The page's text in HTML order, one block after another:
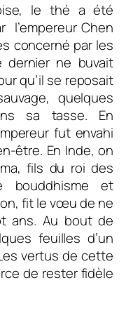
le thé a été
l’empereur Chen
concerné par les
dernier ne buvait
qu’il se reposait
quelques
sa tasse. En
fut envahi
être. En Inde, on
fils du roi des
bouddhisme et
fit le vœu de ne
ans. Au bout de
feuilles d’un
vertus de cette
de rester fidèle